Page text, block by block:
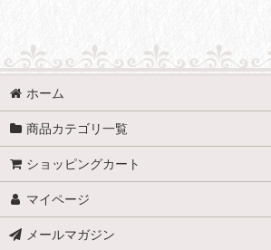
ホーム
商品カテゴリ一覧
ショッピングカート
マイページ
メールマガジン